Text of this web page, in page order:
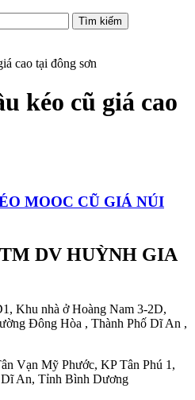
cao tại đông sơn
kéo cũ giá cao
MOOC CŨ GIÁ NÚI
DV HUỲNH GIA
Khu nhà ở Hoàng Nam 3-2D,
Đông Hòa , Thành Phố Dĩ An ,
Vạn Mỹ Phước, KP Tân Phú 1,
An, Tỉnh Bình Dương